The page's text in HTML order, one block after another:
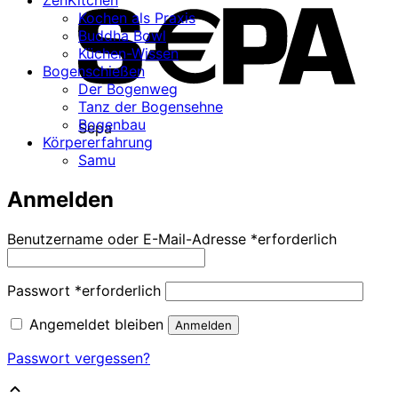
Sepa
Kochen als Praxis
Buddha Bowl
Küchen-Wissen
Bogenschießen
Der Bogenweg
Tanz der Bogensehne
Bogenbau
Körpererfahrung
Samu
Anmelden
Benutzername oder E-Mail-Adresse *erforderlich
Passwort *erforderlich
Angemeldet bleiben
Anmelden
Passwort vergessen?